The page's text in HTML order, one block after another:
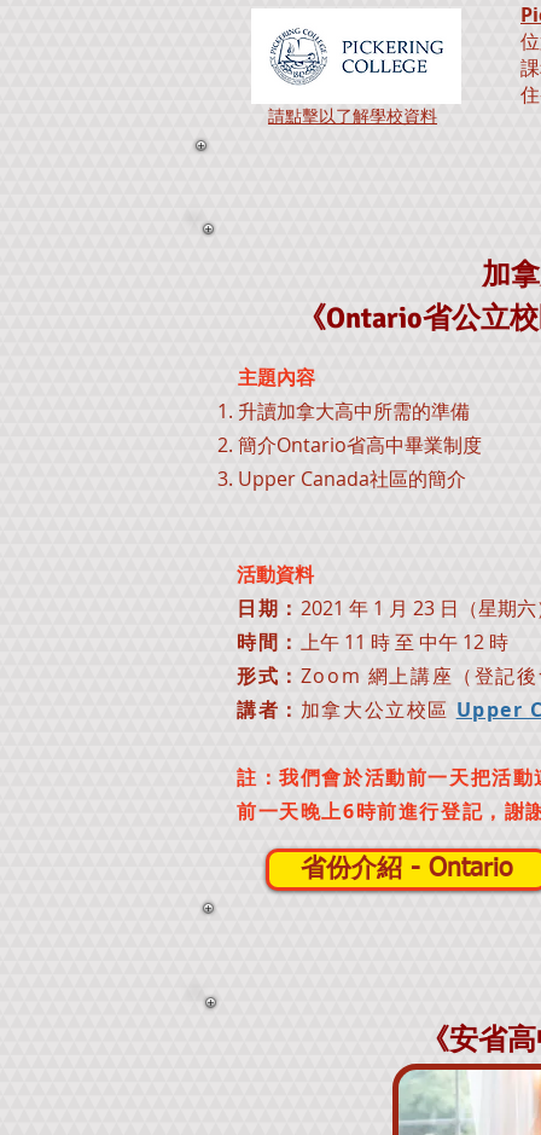
請點擊以了解學校資料
加
《Ontario省公立
主題內容
升讀加拿大高中所需的準備
簡介Ontario省高中畢業制度
Upper Canada社區的簡介
活動資料
日期： 2021 年 1 月 23 日（星期六
時間： 上午 11 時 至 中午 12 時
形式： Zoom 網上講座（登記
講者： 加拿大公立校區 Upper
註：我們會於活動前一天把活
前一天晚上6時前進行登記，謝
省份介紹 - Ontario
《安省